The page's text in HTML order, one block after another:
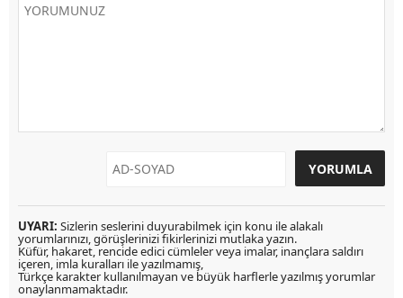
UYARI: Sizlerin seslerini duyurabilmek için konu ile alakalı
yorumlarınızı, görüşlerinizi fikirlerinizi mutlaka yazın.
Küfür, hakaret, rencide edici cümleler veya imalar, inançlara saldırı
içeren, imla kuralları ile yazılmamış,
Türkçe karakter kullanılmayan ve büyük harflerle yazılmış yorumlar
onaylanmamaktadır.